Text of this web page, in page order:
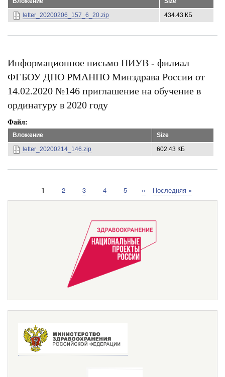
letter_20200206_157_6_20.zip
434.43 КБ
Информационное письмо ПИУВ - филиал
ФГБОУ ДПО РМАНПО Минздрава России от
14.02.2020 №146 приглашение на обучение в
ординатуру в 2020 году
Файл
Вложение
Size
letter_20200214_146.zip
602.43 КБ
Текущая
страница
1 Страница
2 Страница
3 Страница
4 Страница
5
Следующая
страница
››
Последняя
страница
Последняя »